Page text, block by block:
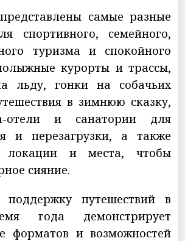
самые разные
спортивного, семейного,
туризма и спокойного
курорты и трассы,
льду, гонки на собачьих
в зимнюю сказку,
отели и санатории для
и перезагрузки, а также
локации и места, чтобы
сияние.
путешествий в
года демонстрирует
форматов и возможностей